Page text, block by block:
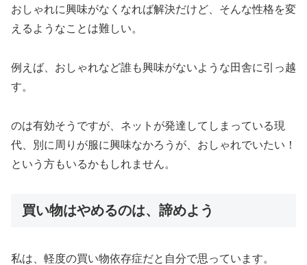
おしゃれに興味がなくなれば解決だけど、そんな性格を変
えるようなことは難しい。
例えば、おしゃれなど誰も興味がないような田舎に引っ越
す。
のは有効そうですが、ネットが発達してしまっている現
代、別に周りが服に興味なかろうが、おしゃれでいたい！
という方もいるかもしれません。
買い物はやめるのは、諦めよう
私は、軽度の買い物依存症だと自分で思っています。